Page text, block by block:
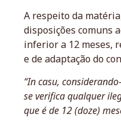
A respeito da
disposições comuns
inferior a 12 meses,
e de adaptação do
“In casu,
se verifica qualquer
que é de 12 (doze)